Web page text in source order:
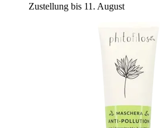
Zustellung bis 11. August